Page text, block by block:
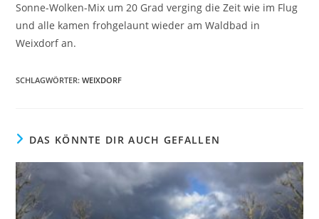
Sonne-Wolken-Mix um 20 Grad verging die Zeit wie im Flug
und alle kamen frohgelaunt wieder am Waldbad in
Weixdorf an.
SCHLAGWÖRTER:WEIXDORF
DAS KÖNNTE DIR AUCH GEFALLEN